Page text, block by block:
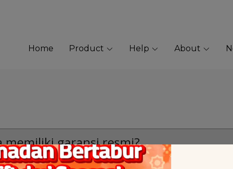
Home Product Help About
memiliki garansi resmi?